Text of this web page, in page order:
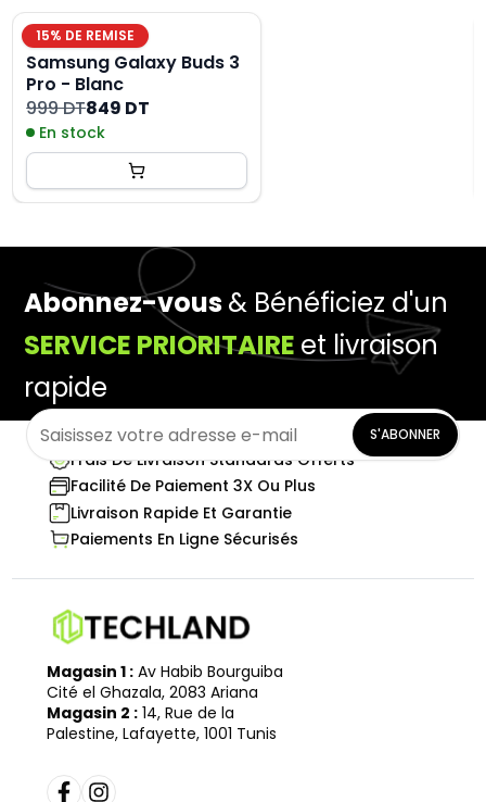
15% DE REMISE
Samsung Galaxy Buds 3
Pro - Blanc
999 DT849 DT
En stock
Abonnez-vous& Bénéficiez d'un
SERVICE PRIORITAIRE et livraison
rapide
S'ABONNER
Frais De Livraison Standards Offerts
Facilité De Paiement 3X Ou Plus
Livraison Rapide Et Garantie
Paiements En Ligne Sécurisés
Magasin 1 : Av Habib Bourguiba
Cité el Ghazala, 2083 Ariana
Magasin 2 : 14, Rue de la
Palestine, Lafayette, 1001 Tunis